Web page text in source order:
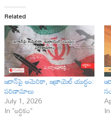
Related
ఇరాన్‌పై అమెరికా, ఇజ్రాయెల్ యుద్ధం:
పరిణామాలు
July 1, 2026
In "ఆర్థికం"